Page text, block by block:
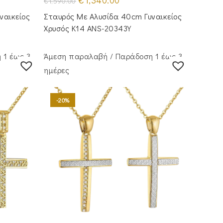
price
was:
€1,590.00.
τιμή
είναι:
€1,340.00.
Σταυρός Με Αλυσίδα 40cm Γυναικείος
Χρυσός Κ14 ANS-20343Y
έως 3
Άμεση παραλαβή / Παράδoση 1 έως 3
ημέρες
-20%